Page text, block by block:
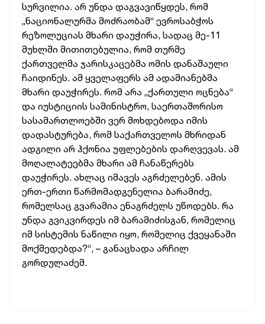
სურვილია. არ უნდა დაგვავიწყდეს, რომ
„ნაციონალურმა მოძრაობამ“ ევროსაბჭოს
რეზოლუციას მხარი დაუჭირა, სადაც მე-11
მუხლში მითითებულია, რომ თურმე
ქართველმა ჯარისკაცებმა ომის დანაშაული
ჩაიდინეს. ამ ყველაფერს ამ ადამიანებმა
მხარი დაუჭირეს. რომ არა „ქართული ოცნება“
და იუსტიციის სამინისტრო, საერთაშორისო
სასამართლოებში ვერ მოხდებოდა იმის
დადასტურება, რომ საქართველოს მხრიდან
ადგილი არ ჰქონია უფლებების დარღვევას. ამ
მოღალატეებმა მხარი ამ ჩანაწერებს
დაუჭირეს. ახლაც იმავეს აგრძელებენ. ამის
ერთ-ერთი წარმომადგენელია ბარამიძე,
რომელსაც გვარამია ენაგრძელს უწოდებს. რა
უნდა გვიკვირდეს იმ ბარამიძისგან, რომელიც
იმ სისტემის ნაწილი იყო, რომელიც ქვეყანაში
მოქმედებდა?“, – განაცხადა არჩილ
გორდულაძემ.